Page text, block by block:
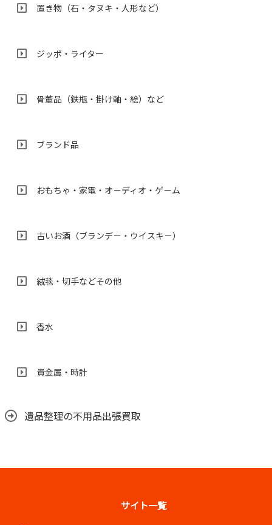
置き物（石・タヌキ・人形など）
ジッポ・ライター
骨董品（鉄瓶・掛け軸・絵）など
ブランド品
おもちゃ・家電・オ－ディオ・ゲ－ム
古いお酒（ブランデ－・ウイスキ－）
絨毯・切手などその他
香水
貴金属・時計
遺品整理の不用品出張買取
サイト一覧